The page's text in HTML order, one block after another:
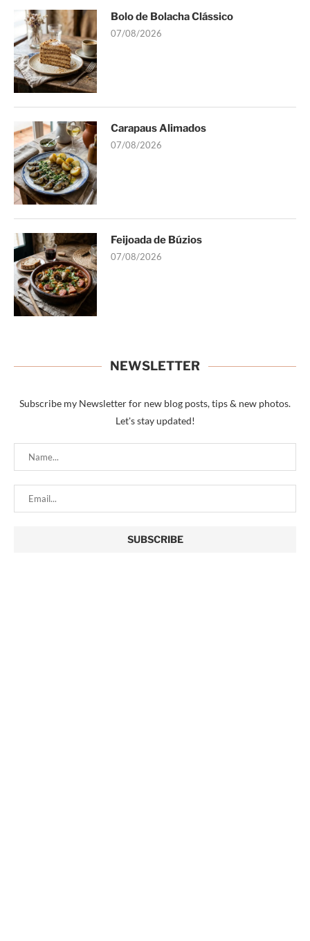
Bolo de Bolacha Clássico
07/08/2026
Carapaus Alimados
07/08/2026
Feijoada de Búzios
07/08/2026
NEWSLETTER
Subscribe my Newsletter for new blog posts, tips & new photos.
Let's stay updated!